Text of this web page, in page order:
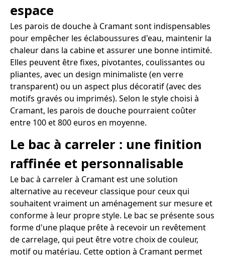
espace
Les parois de douche à Cramant sont indispensables
pour empêcher les éclaboussures d'eau, maintenir la
chaleur dans la cabine et assurer une bonne intimité.
Elles peuvent être fixes, pivotantes, coulissantes ou
pliantes, avec un design minimaliste (en verre
transparent) ou un aspect plus décoratif (avec des
motifs gravés ou imprimés). Selon le style choisi à
Cramant, les parois de douche pourraient coûter
entre 100 et 800 euros en moyenne.
Le bac à carreler : une finition
raffinée et personnalisable
Le bac à carreler à Cramant est une solution
alternative au receveur classique pour ceux qui
souhaitent vraiment un aménagement sur mesure et
conforme à leur propre style. Le bac se présente sous
forme d'une plaque prête à recevoir un revêtement
de carrelage, qui peut être votre choix de couleur,
motif ou matériau. Cette option à Cramant permet